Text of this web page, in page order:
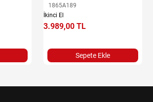
1865A189
İkinci El
3.989,00 TL
Sepete Ekle